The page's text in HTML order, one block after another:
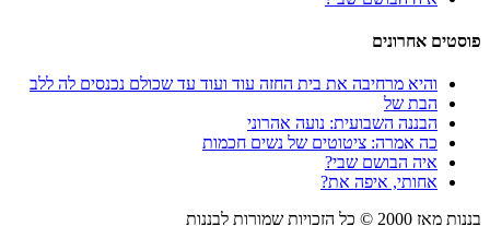
פוסטים אחרונים
והיא מרחיבה את בית החזה עוד ועוד עד שכולם נכנסים לה ללב
הבת של
הבננה השבועית: נועה אהרוני
כה אמרה: ציטוטים של נשים חכמות
איה הבושם שבי?
אחותי, איפה את?
בננות מאז 2000 © כל הזכויות שמורות לבננות